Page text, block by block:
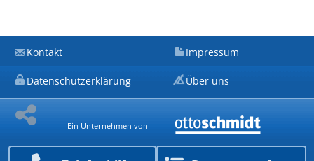
Kontakt Impressum
Datenschutzerklärung Über uns
Ein Unternehmen von